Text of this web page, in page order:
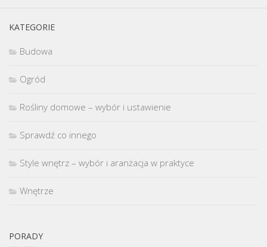
KATEGORIE
Budowa
Ogród
Rośliny domowe – wybór i ustawienie
Sprawdź co innego
Style wnętrz – wybór i aranżacja w praktyce
Wnętrze
PORADY